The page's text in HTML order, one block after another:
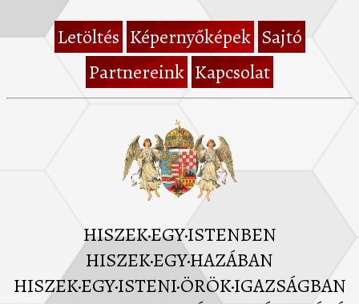
Letöltés Képernyőképek Sajtó
Partnereink Kapcsolat
HISZEK·EGY·ISTENBEN
HISZEK·EGY·HAZÁBAN
HISZEK·EGY·ISTENI·ÖRÖK·IGAZSÁGBAN